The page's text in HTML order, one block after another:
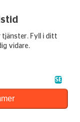
tjänster. Fyll i ditt
vidare.
SE